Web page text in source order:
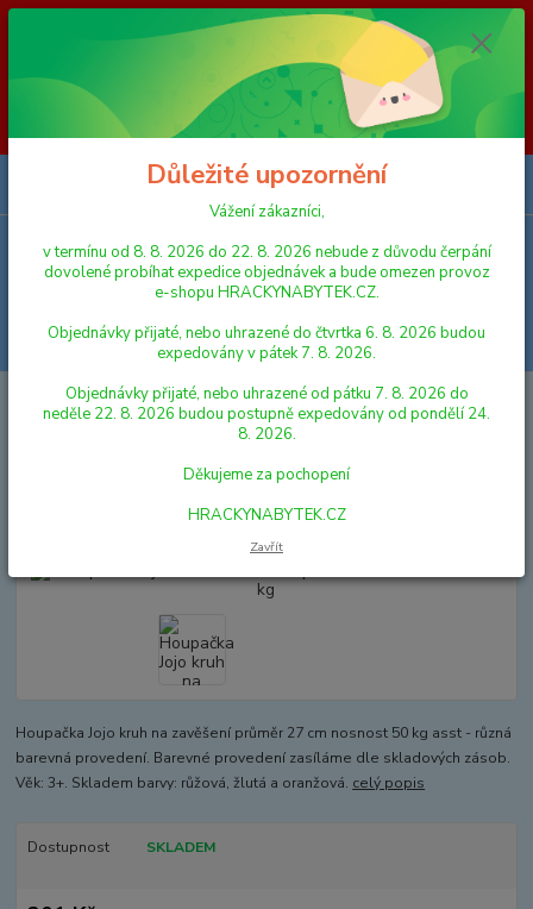
Vážení zákazníci, v termínu od 8. 8. 2026 do 23. 8. 2026 nebude z
důvodu čerpání dovolené probíhat expedice objednávek a bude omezen
provoz e-shopu HRACKYNABYTEK.CZ. Objednávky přijaté, nebo
uhrazené do čtvrtka 6. 8. 2026 budou expedovány v pátek 7. 8. 2026.
Objednávky přijaté, nebo uhrazené od pátku 7. 8. 2026 do neděle 23. 8.
2026 budou postupně expedovány od pondělí 24. 8. 2026. Děkujeme za
pochopení HRACKYNABYTEK.CZ
Menu
Hledat
HRAČKY NA VEN A SPORT HOUPAČKY
Houpačka Jojo kruh
na zavěšení průměr 27 cm nosnost 50 kg
Houpačka Jojo kruh na zavěšení
průměr 27 cm nosnost 50 kg
Houpačka Jojo kruh na zavěšení průměr 27 cm nosnost 50 kg asst - různá
barevná provedení. Barevné provedení zasíláme dle skladových zásob.
Věk: 3+. Skladem barvy: růžová, žlutá a oranžová. celý popis
Dostupnost SKLADEM
Důležité upozornění
Vážení zákazníci,
v termínu od 8. 8. 2026 do 22. 8. 2026 nebude z důvodu čerpání
dovolené probíhat expedice objednávek a bude omezen provoz
e-shopu HRACKYNABYTEK.CZ.
Objednávky přijaté, nebo uhrazené do čtvrtka 6. 8. 2026 budou
expedovány v pátek 7. 8. 2026.
Objednávky přijaté, nebo uhrazené od pátku 7. 8. 2026 do
neděle 22. 8. 2026 budou postupně expedovány od pondělí 24.
8. 2026.
Děkujeme za pochopení
HRACKYNABYTEK.CZ
Zavřít